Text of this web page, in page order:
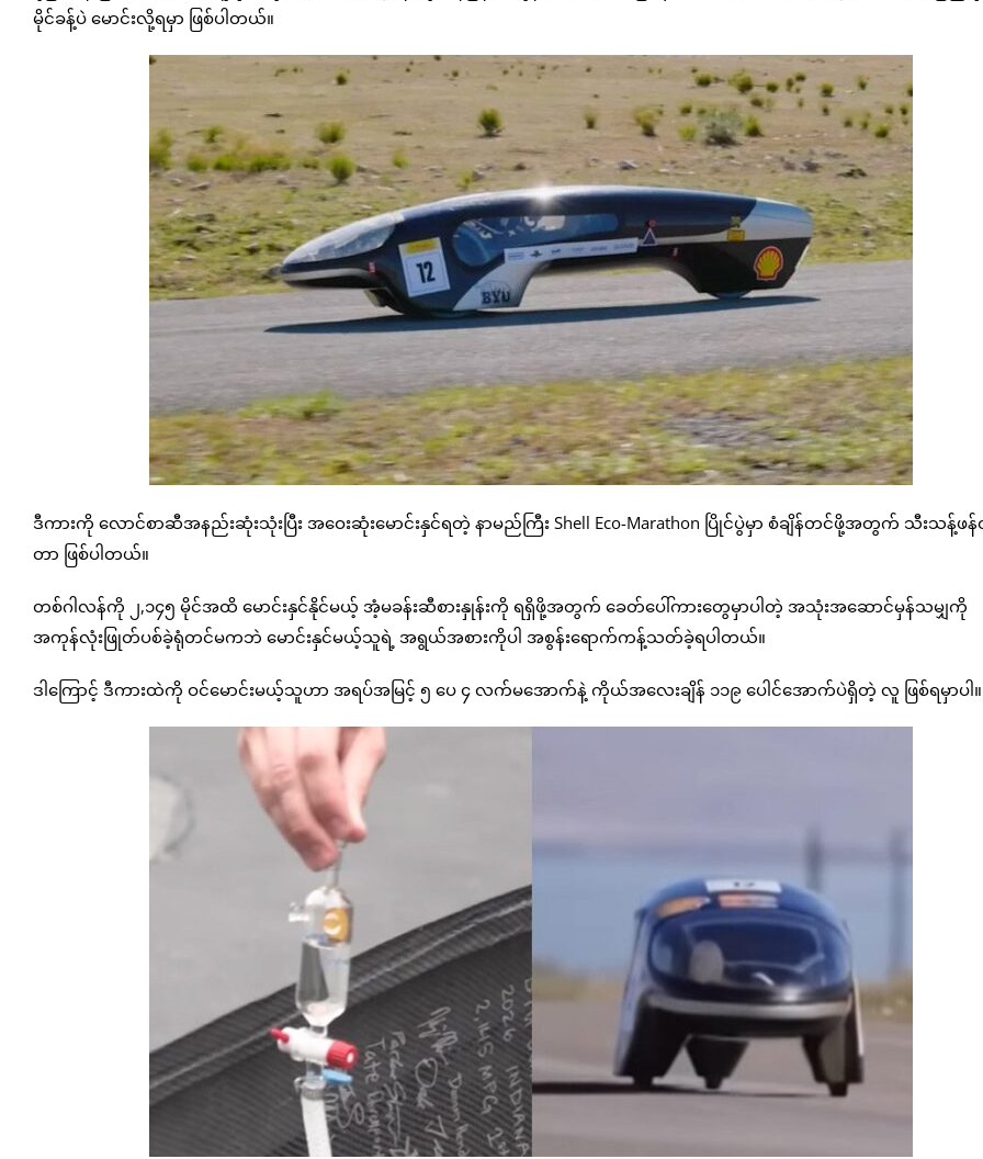
မိုင်ခန့်ပဲ မောင်းလို့ရမှာ ဖြစ်ပါတယ်။
ဒီကားကို လောင်စာဆီအနည်းဆုံးသုံးပြီး အဝေးဆုံးမောင်းနှင်ရတဲ့ နာမည်ကြီး Shell Eco-Marathon ပြိုင်ပွဲမှာ စံချိန်တင်ဖို့အတွက် သီးသန့်ဖ
တာ ဖြစ်ပါတယ်။
တစ်ဂါလန်ကို ၂,၁၄၅ မိုင်အထိ မောင်းနှင်နိုင်မယ့် အံ့မခန်းဆီစားနှုန်းကို ရရှိဖို့အတွက် ခေတ်ပေါ်ကားတွေမှာပါတဲ့ အသုံးအဆောင်မှန်သမျှကို
အကုန်လုံးဖြုတ်ပစ်ခဲ့ရုံတင်မကဘဲ မောင်းနှင်မယ့်သူရဲ့ အရွယ်အစားကိုပါ အစွန်းရောက်ကန့်သတ်ခဲ့ရပါတယ်။
ဒါကြောင့် ဒီကားထဲကို ဝင်မောင်းမယ့်သူဟာ အရပ်အမြင့် ၅ ပေ ၄ လက်မအောက်နဲ့ ကိုယ်အလေးချိန် ၁၁၉ ပေါင်အောက်ပဲရှိတဲ့ လူ ဖြစ်ရမှာပါ။